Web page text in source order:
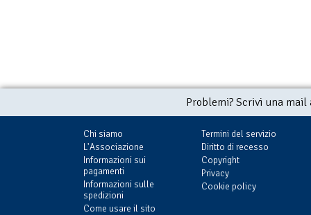
Problemi? Scrivi una
Chi siamo
L'Associazione
Informazioni sui
pagamenti
Informazioni sulle
spedizioni
Come usare il sito
Termini del servizio
Diritto di recesso
Copyright
Privacy
Cookie policy